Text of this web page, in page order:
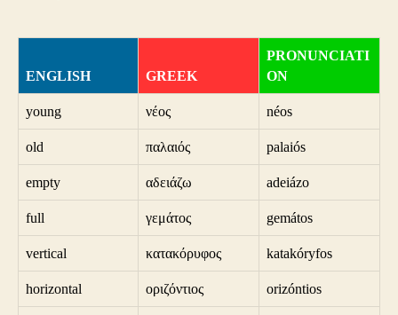
ENGLISH GREEK
PRONUNCIATI
ON
young νέος néos
old παλαιός palaiós
empty αδειάζω adeiázo
full γεμάτος gemátos
vertical κατακόρυφος katakóryfos
horizontal οριζόντιος orizóntios